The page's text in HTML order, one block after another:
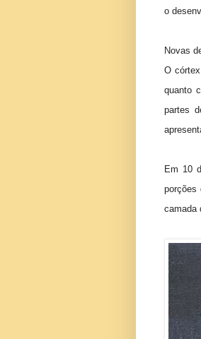
o
Novas
O
quanto
partes
Em 10
porções
camada